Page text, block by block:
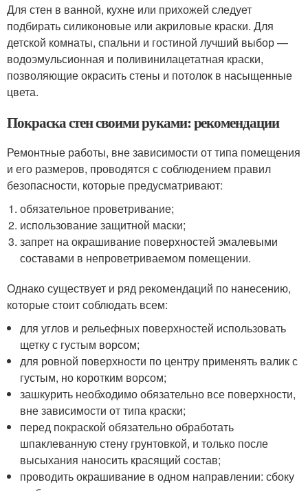
Для стен в ванной, кухне или прихожей следует
подбирать силиконовые или акриловые краски. Для
детской комнаты, спальни и гостиной лучший выбор —
водоэмульсионная и поливинилацетатная краски,
позволяющие окрасить стены и потолок в насыщенные
цвета.
Покраска стен своими руками: рекомендации
Ремонтные работы, вне зависимости от типа помещения
и его размеров, проводятся с соблюдением правил
безопасности, которые предусматривают:
обязательное проветривание;
использование защитной маски;
запрет на окрашивание поверхностей эмалевыми
составами в непроветриваемом помещении.
Однако существует и ряд рекомендаций по нанесению,
которые стоит соблюдать всем:
для углов и рельефных поверхностей использовать
щетку с густым ворсом;
для ровной поверхности по центру применять валик с
густым, но коротким ворсом;
зашкурить необходимо обязательно все поверхности,
вне зависимости от типа краски;
перед покраской обязательно обработать
шпаклеванную стену грунтовкой, и только после
высыхания наносить красящий состав;
проводить окрашивание в одном направлении: сбоку